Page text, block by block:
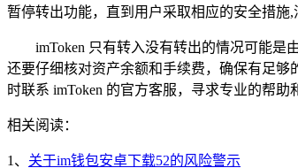
暂停转出功能，直到用户采取相应的安全措施,
imToken 只有转入没有转出的情况可能是
还要仔细核对资产余额和手续费，确保有足
时联系 imToken 的官方客服，寻求专业的帮
相关阅读：
1、 关于im钱包安卓下载52的风险警示